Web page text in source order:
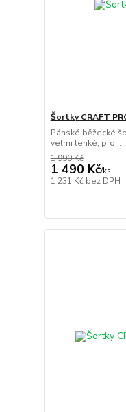
Šortky CRAFT
Pánské běžecké
velmi lehké, pro...
1 990 Kč
1 490 Kč/ks
1 231 Kč bez DPH